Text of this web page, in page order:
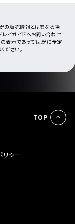
の販売情報とは異なる場
レイガイドへお問い合わせ
の表示であっても、既に予定
ださい。
TOP
リシー